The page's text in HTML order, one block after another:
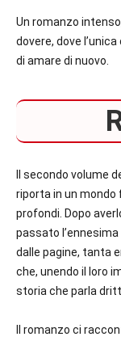
Un romanzo
dovere, dove
di amare di nuovo.
Il secondo volume
riporta in un
profondi. Dopo
passato
dalle pagine, tanta
che, unendo il loro
storia che parla
Il romanzo ci